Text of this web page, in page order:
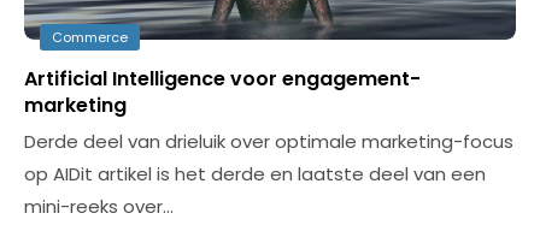
Commerce
Artificial Intelligence voor engagement-
marketing
Derde deel van drieluik over optimale marketing-focus
op AIDit artikel is het derde en laatste deel van een
mini-reeks over…